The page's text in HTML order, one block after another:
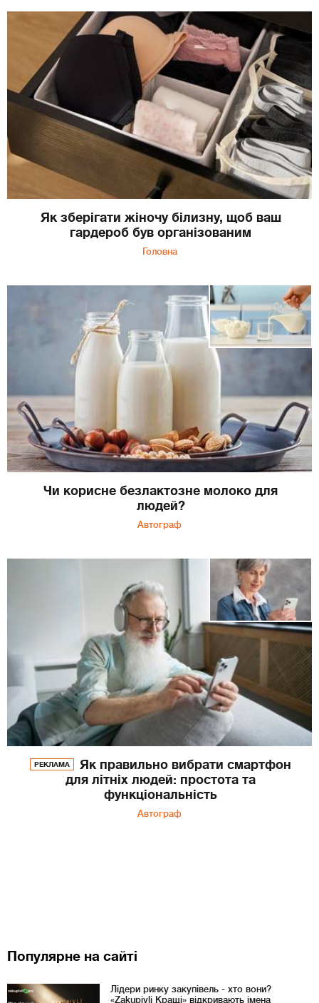
Як зберігати жіночу білизну, щоб ваш
гардероб був організованим
Головна
Чи корисне безлактозне молоко для
людей?
Автограф
РЕКЛАМА
Як правильно вибрати смартфон
для літніх людей: простота та
функціональність
Автограф
Популярне на сайті
Лідери ринку закупівель - хто вони?
«Zakupivli Кращі» відкривають імена